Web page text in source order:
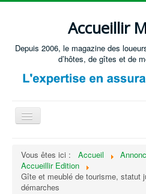
Accueillir
Depuis 2006, le magazine des
d’hôtes, de gîtes et de
Basculer
Créer / Ouvrir
Gérer
Vous êtes ici : Accueil
Accueillir Edition
Gîte et meublé de tourisme, statut
démarches